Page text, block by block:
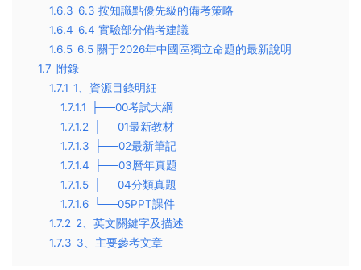
1.6.3 6.3 按知識點優先級的備考策略
1.6.4 6.4 實驗部分備考建議
1.6.5 6.5 關于2026年中國區獨立命題的最新說明
1.7 附錄
1.7.1 1、資源目錄明細
1.7.1.1
├──00考試大綱
1.7.1.2
├──01最新教材
1.7.1.3
├──02最新筆記
1.7.1.4
├──03曆年真題
1.7.1.5
├──04分類真題
1.7.1.6
└──05PPT課件
1.7.2 2、英文關鍵字及描述
1.7.3 3、主要參考文章